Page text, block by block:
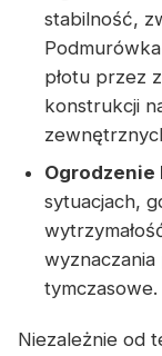
stabilność,
płotu przez
konstrukcji
Ogrodzenie
sytuacjach,
tymczasowe.
Niezależnie od